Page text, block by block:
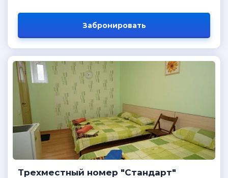
Забронировать
Трехместный номер "Стандарт"